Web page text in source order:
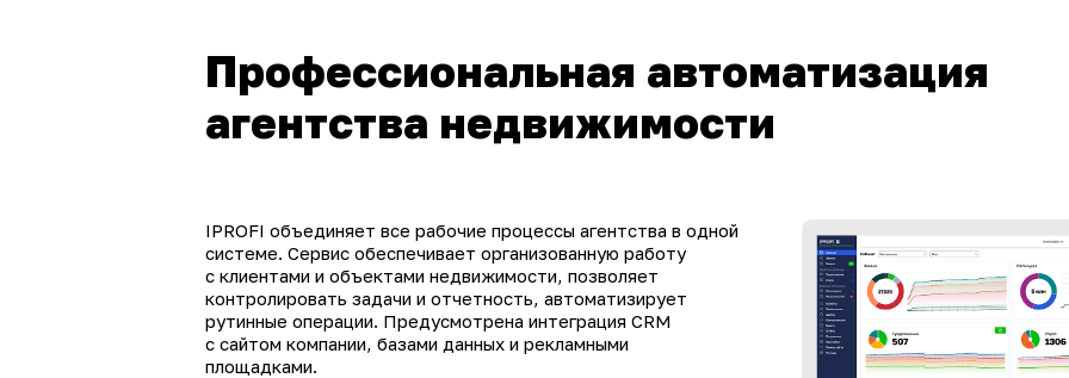
Профессиональная автоматизация
агентства недвижимости
IPROFI объединяет все рабочие процессы агентства в одной
системе. Сервис обеспечивает организованную работу
с клиентами и объектами недвижимости, позволяет
контролировать задачи и отчетность, автоматизирует
рутинные операции. Предусмотрена интеграция CRM
с сайтом компании, базами данных и рекламными
площадками.